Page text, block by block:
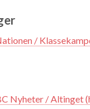
/
Nyheter / Altinget